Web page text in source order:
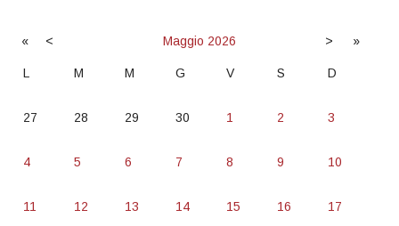
« < Maggio 2026 > »
L M M G V S D
27 28 29 30 1 2 3
4 5 6 7 8 9 10
11 12 13 14 15 16 17